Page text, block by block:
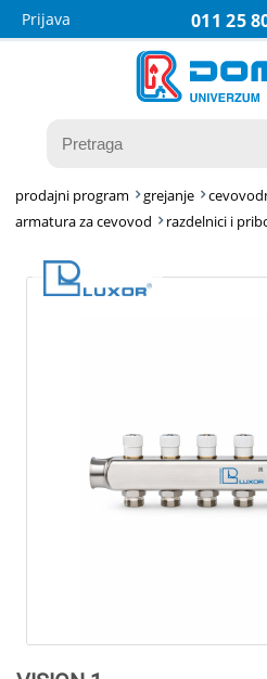
011 25
Prijava
prodajni program grejanje
armatura za cevovod
razdelnici i